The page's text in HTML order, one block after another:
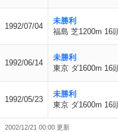
1992/07/04
未勝利
福島 芝1200m 16
1992/06/14
未勝利
東京 ダ1600m 16
1992/05/23
未勝利
東京 ダ1600m 16
2002/12/21 00:00 更新